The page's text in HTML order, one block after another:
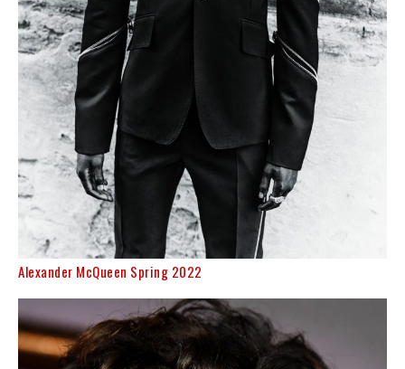
Alexander McQueen Spring 2022